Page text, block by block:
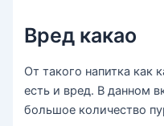
Вред какао
От такого напитка как
есть и вред. В данном
большое количество